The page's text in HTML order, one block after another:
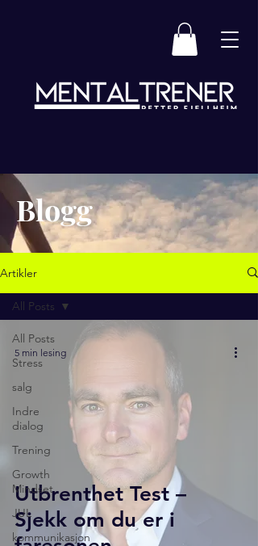
Blogg
Artikler
All Posts
Stress
salg
Indre
dialog
Trening
Growth
Mindset
JUL
kommunikasjon
All Posts
Utbrenthet Test –
Sjekk om du er i
5 min lesing